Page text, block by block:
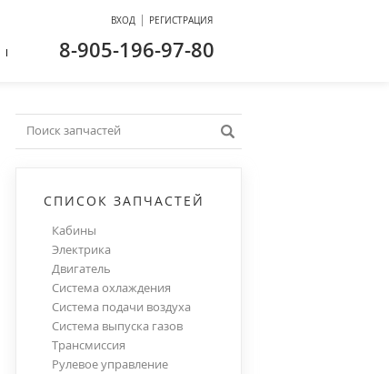
СПИСОК ЗАПЧАСТЕЙ
Кабины
Электрика
Двигатель
Система охлаждения
Система подачи воздуха
Система выпуска газов
Трансмиссия
Рулевое управление
ВХОД | РЕГИСТРАЦИЯ
8-905-196-97-80